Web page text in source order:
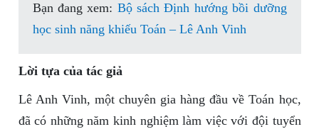
Bạn đang xem: Bộ sách Định hướng bồi dưỡng
học sinh năng khiếu Toán – Lê Anh Vinh
Lời tựa của tác giả
Lê Anh Vinh, một chuyên gia hàng đầu về Toán học,
đã có những năm kinh nghiệm làm việc với đội tuyển